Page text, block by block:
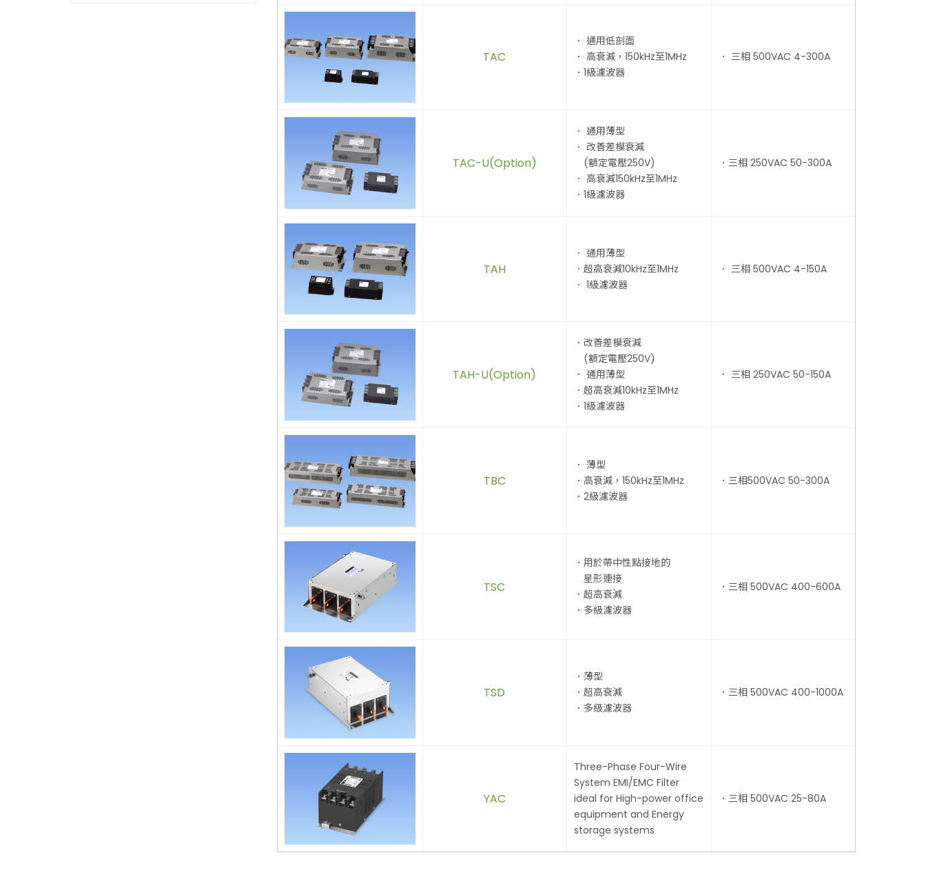
TAC
． 通用低剖面
． 高衰減，150kHz至1MHz
．1級濾波器
． 三相 500VAC 4-300A
TAC-U(Option)
． 通用薄型
． 改善差模衰減
(額定電壓250V)
． 高衰減150kHz至1MHz
．1級濾波器
．三相 250VAC 50-300A
TAH
． 通用薄型
．超高衰減10kHz至1MHz
． 1級濾波器
． 三相 500VAC 4-150A
TAH-U(Option)
．改善差模衰減
(額定電壓250V)
． 通用薄型
．超高衰減10kHz至1MHz
．1級濾波器
． 三相 250VAC 50-150A
TBC
． 薄型
．高衰減，150kHz至1MHz
．2級濾波器
．三相500VAC 50-300A
TSC
．用於帶中性點接地的
星形連接
．超高衰減
．多級濾波器
．三相 500VAC 400-600A
TSD
．薄型
．超高衰減
．多級濾波器
．三相 500VAC 400-1000A
YAC
Three-Phase Four-Wire
System EMI/EMC Filter
ideal for High-power office
equipment and Energy
storage systems
．三相 500VAC 25-80A